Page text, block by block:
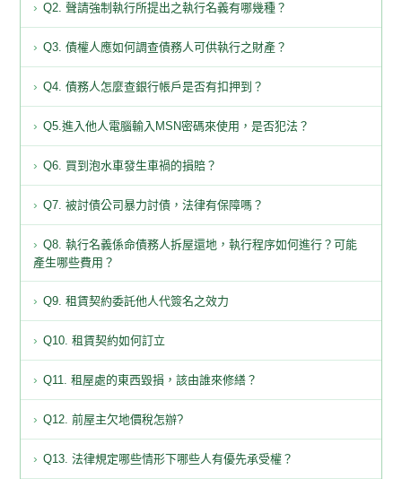
Q2. 聲請強制執行所提出之執行名義有哪幾種？
Q3. 債權人應如何調查債務人可供執行之財產？
Q4. 債務人怎麼查銀行帳戶是否有扣押到？
Q5.進入他人電腦輸入MSN密碼來使用，是否犯法？
Q6. 買到泡水車發生車禍的損賠？
Q7. 被討債公司暴力討債，法律有保障嗎？
Q8. 執行名義係命債務人拆屋還地，執行程序如何進行？可能
產生哪些費用？
Q9. 租賃契約委託他人代簽名之效力
Q10. 租賃契約如何訂立
Q11. 租屋處的東西毀損，該由誰來修繕？
Q12. 前屋主欠地價稅怎辦?
Q13. 法律規定哪些情形下哪些人有優先承受權？